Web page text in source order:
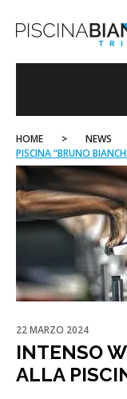
to
HOME > NEWS
PISCINA “BRUNO
22 MARZO 2024
INTENSO
ALLA